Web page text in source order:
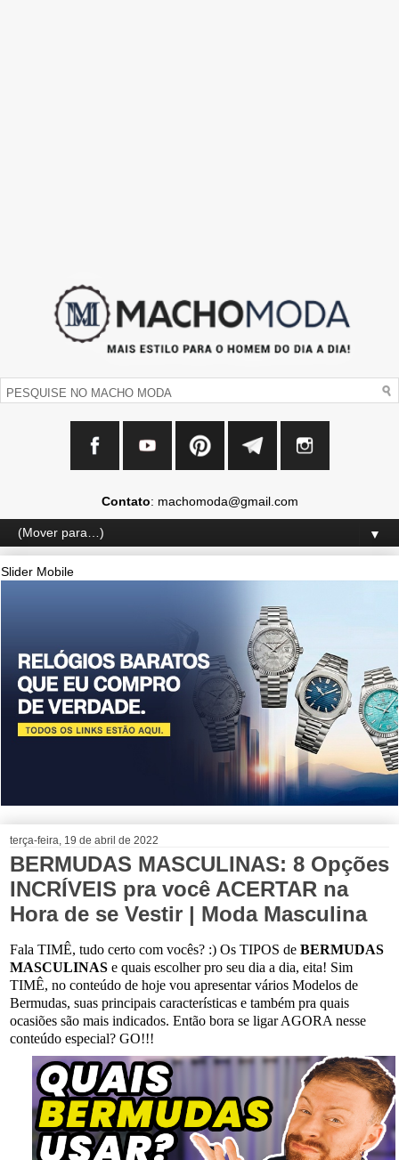
Contato: machomoda@gmail.com
▼
Slider Mobile
terça-feira, 19 de abril de 2022
BERMUDAS MASCULINAS: 8 Opções
INCRÍVEIS pra você ACERTAR na
Hora de se Vestir | Moda Masculina
Fala TIMÊ, tudo certo com vocês? :) Os TIPOS de BERMUDAS
MASCULINAS e quais escolher pro seu dia a dia, eita! Sim
TIMÊ, no conteúdo de hoje vou apresentar vários Modelos de
Bermudas, suas principais características e também pra quais
ocasiões são mais indicados. Então bora se ligar AGORA nesse
conteúdo especial? GO!!!